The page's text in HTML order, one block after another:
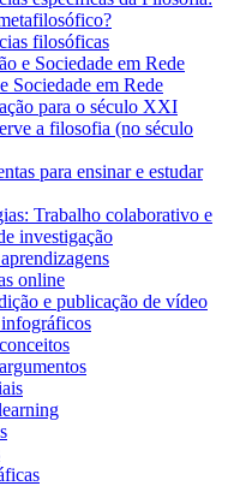
filosóficas
e Sociedade em Rede
Sociedade em Rede
para o século XXI
a filosofia (no século
para ensinar e estudar
Trabalho colaborativo e
investigação
online
e publicação de vídeo
infográficos